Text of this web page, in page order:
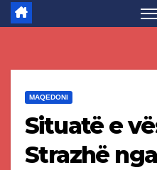
MAQEDONI
Situatë e
Strazhë